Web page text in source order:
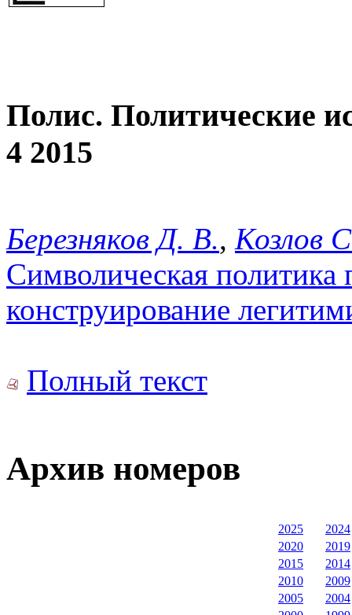
Полис. Политические
4 2015
Березняков Д. В., Козлов
Символическая политика
конструирование
Полный текст
Архив номеров
2025
2024
2020
2019
2015
2014
2010
2009
2005
2004